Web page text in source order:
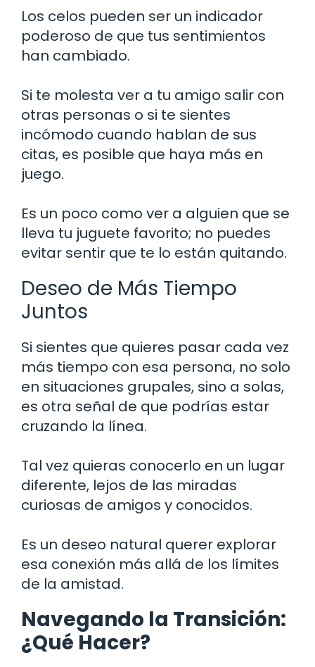
Los celos pueden ser un indicador
poderoso de que tus sentimientos
han cambiado.
Si te molesta ver a tu amigo salir con
otras personas o si te sientes
incómodo cuando hablan de sus
citas, es posible que haya más en
juego.
Es un poco como ver a alguien que se
lleva tu juguete favorito; no puedes
evitar sentir que te lo están quitando.
Deseo de Más Tiempo
Juntos
Si sientes que quieres pasar cada vez
más tiempo con esa persona, no solo
en situaciones grupales, sino a solas,
es otra señal de que podrías estar
cruzando la línea.
Tal vez quieras conocerlo en un lugar
diferente, lejos de las miradas
curiosas de amigos y conocidos.
Es un deseo natural querer explorar
esa conexión más allá de los límites
de la amistad.
Navegando la Transición:
¿Qué Hacer?